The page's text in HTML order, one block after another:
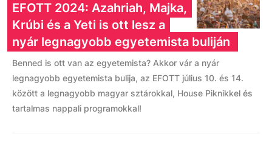
EFOTT 2024: Azahriah, Majka,
Krúbi és a Yeti is ott lesz a
nyár legnagyobb egyetemista buliján
Benned is ott van az egyetemista? Akkor vár a nyár
legnagyobb egyetemista bulija, az EFOTT július 10. és 14.
között a legnagyobb magyar sztárokkal, House Piknikkel és
tartalmas nappali programokkal!